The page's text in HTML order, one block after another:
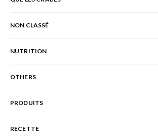
NON CLASSÉ
NUTRITION
OTHERS
PRODUITS
RECETTE